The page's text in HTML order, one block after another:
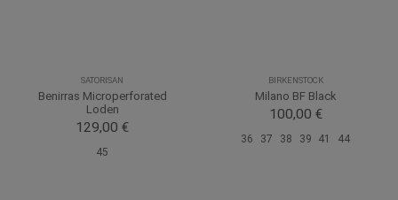
SATORISAN
Benirras Microperforated
Loden
129,00 €
45
BIRKENSTOCK
Milano BF Black
100,00 €
36 37 38 39 41 44